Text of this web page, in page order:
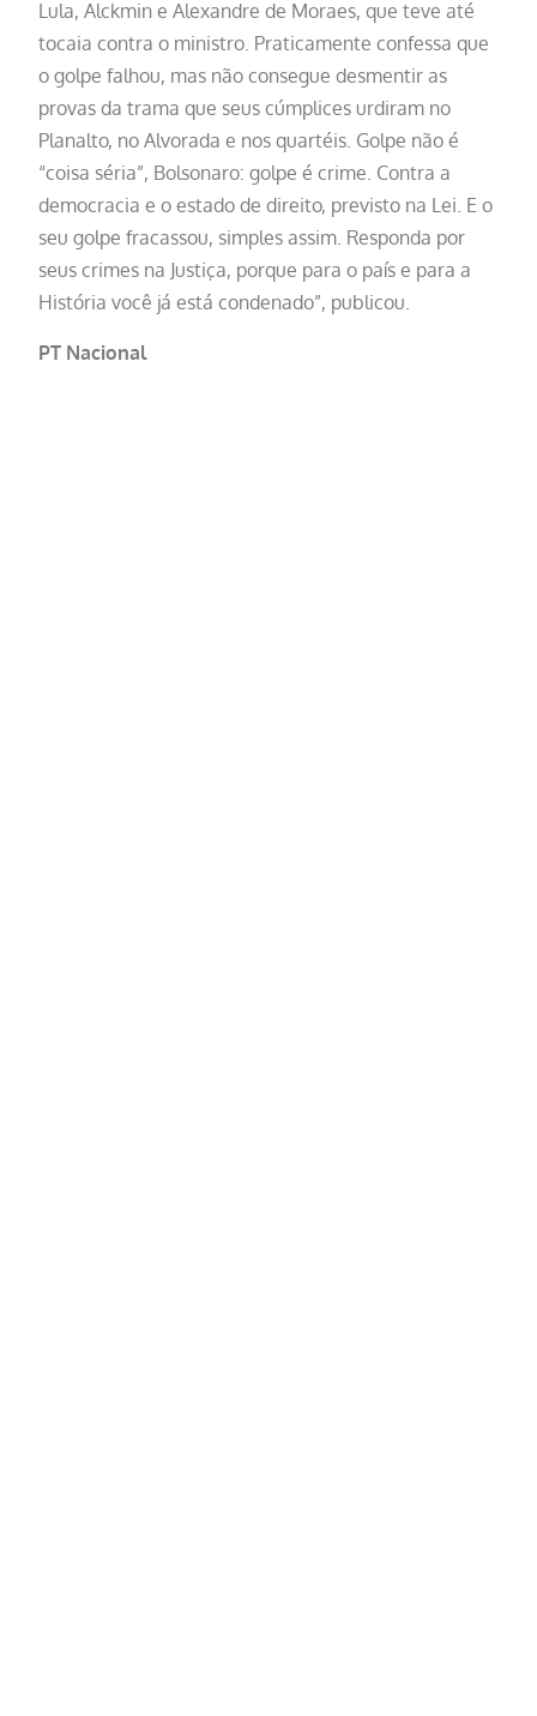
Lula, Alckmin e Alexandre de Moraes, que teve até
tocaia contra o ministro. Praticamente confessa que
o golpe falhou, mas não consegue desmentir as
provas da trama que seus cúmplices urdiram no
Planalto, no Alvorada e nos quartéis. Golpe não é
“coisa séria”, Bolsonaro: golpe é crime. Contra a
democracia e o estado de direito, previsto na Lei. E o
seu golpe fracassou, simples assim. Responda por
seus crimes na Justiça, porque para o país e para a
História você já está condenado”, publicou.
PT Nacional